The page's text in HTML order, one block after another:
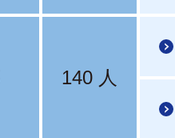
140 人